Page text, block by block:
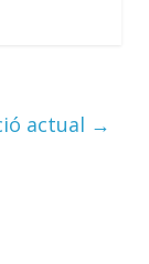
actual →